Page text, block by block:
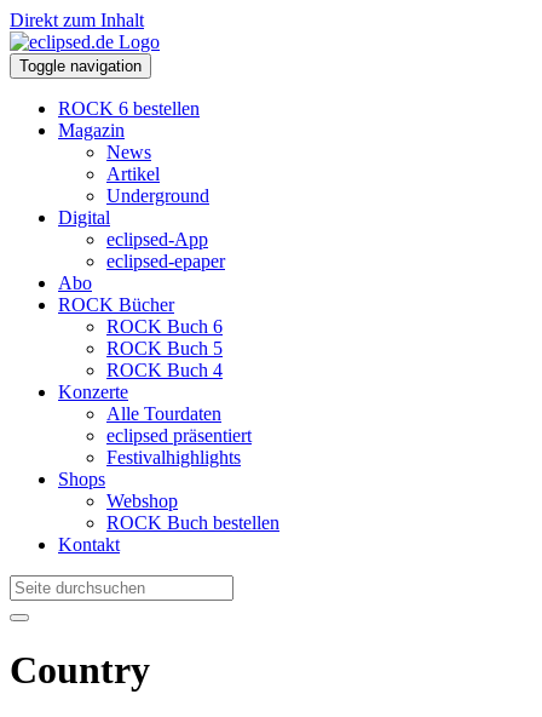
Direkt zum Inhalt
Toggle navigation
ROCK 6 bestellen
Magazin
News
Artikel
Underground
Digital
eclipsed-App
eclipsed-epaper
Abo
ROCK Bücher
ROCK Buch 6
ROCK Buch 5
ROCK Buch 4
Konzerte
Alle Tourdaten
eclipsed präsentiert
Festivalhighlights
Shops
Webshop
ROCK Buch bestellen
Kontakt
Country